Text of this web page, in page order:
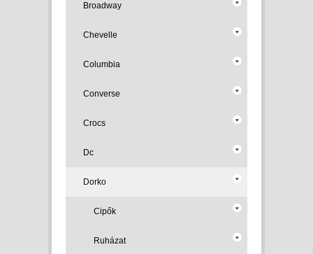
Broadway
Chevelle
Columbia
Converse
Crocs
Dc
Dorko
Cipők
Ruházat